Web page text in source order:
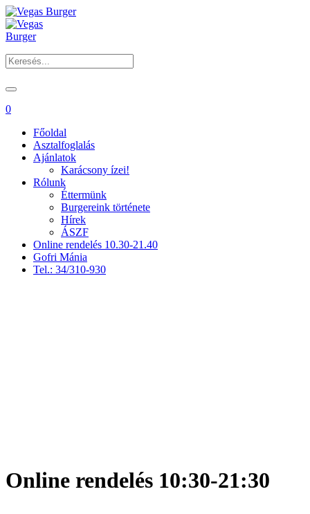
0
Főoldal
Asztalfoglalás
Ajánlatok
Karácsony ízei!
Rólunk
Éttermünk
Burgereink története
Hírek
ÁSZF
Online rendelés 10.30-21.40
Gofri Mánia
Tel.: 34/310-930
Online rendelés 10:30-21:30